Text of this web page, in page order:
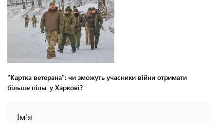
"Картка ветерана": чи зможуть учасники війни отримати
більше пільг у Харкові?
Ім'я